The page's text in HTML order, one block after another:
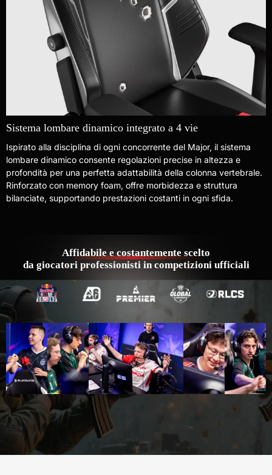
Sistema lombare dinamico integrato a 4 vie
Ispirato alla disciplina di ogni concorrente del Major, il sistema
lombare dinamico consente regolazioni precise in altezza e
profondità per una perfetta adattabilità della colonna vertebrale.
Rinforzato con memory foam, offre morbidezza e struttura
bilanciate, supportando prestazioni costanti in ogni sfida.
Affidabile e costantemente scelto
da giocatori professionisti in competizioni ufficiali